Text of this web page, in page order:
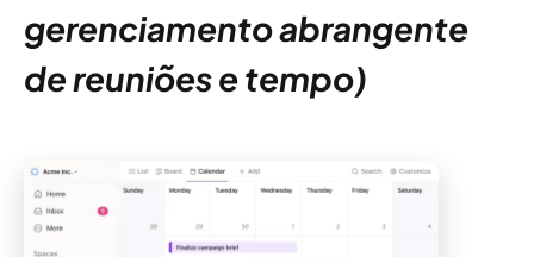
gerenciamento abrangente
de reuniões e tempo)